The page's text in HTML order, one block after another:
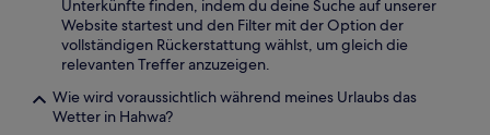
Unterkünfte finden, indem du deine Suche auf unserer
Website startest und den Filter mit der Option der
vollständigen Rückerstattung wählst, um gleich die
relevanten Treffer anzuzeigen.
Wie wird voraussichtlich während meines Urlaubs das
Wetter in Hahwa?